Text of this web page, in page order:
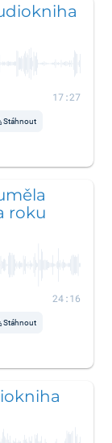
17:27
Stáhnout
roku
24:16
Stáhnout